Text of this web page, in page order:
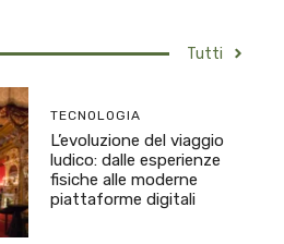
Tutti
TECNOLOGIA
L’evoluzione del viaggio
ludico: dalle esperienze
fisiche alle moderne
piattaforme digitali